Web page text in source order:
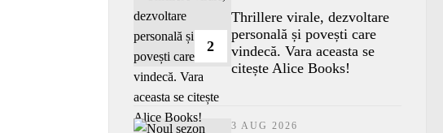
2
Thrillere virale, dezvoltare
personală și povești care
vindecă. Vara aceasta se
citește Alice Books!
3 AUG 2026